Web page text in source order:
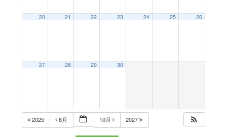
20 21 22 23 24 25 26
27 28 29 30
2025 8月 10月 2027